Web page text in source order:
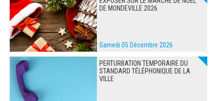
DE MONDEVILLE 2026
Samedi 05 Décembre 2026
PERTURBATION TEMPORAIRE DU
STANDARD TÉLÉPHONIQUE DE LA
VILLE